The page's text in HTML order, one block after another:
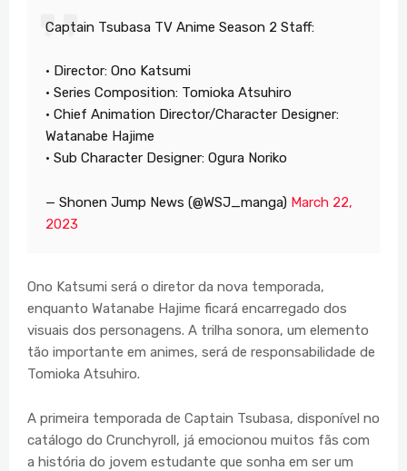
Captain Tsubasa TV Anime Season 2 Staff:
• Director: Ono Katsumi
• Series Composition: Tomioka Atsuhiro
• Chief Animation Director/Character Designer:
Watanabe Hajime
• Sub Character Designer: Ogura Noriko
— Shonen Jump News (@WSJ_manga) March 22,
2023
Ono Katsumi será o diretor da nova temporada,
enquanto Watanabe Hajime ficará encarregado dos
visuais dos personagens. A trilha sonora, um elemento
tão importante em animes, será de responsabilidade de
Tomioka Atsuhiro.
A primeira temporada de Captain Tsubasa, disponível no
catálogo do Crunchyroll, já emocionou muitos fãs com
a história do jovem estudante que sonha em ser um